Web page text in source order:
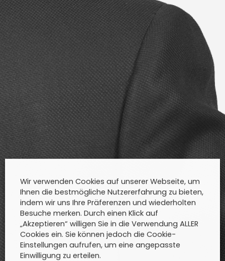
Wir verwenden Cookies auf unserer Webseite, um
Ihnen die bestmögliche Nutzererfahrung zu bieten,
indem wir uns Ihre Präferenzen und wiederholten
Besuche merken. Durch einen Klick auf
„Akzeptieren“ willigen Sie in die Verwendung ALLER
Cookies ein. Sie können jedoch die Cookie-
Einstellungen aufrufen, um eine angepasste
Einwilligung zu erteilen.